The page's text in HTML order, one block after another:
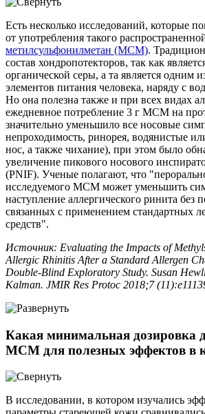
Есть несколько исследований, которые
от употребления такого
метилсульфонилметан (МСМ).
состав хондропотекторов, так как
органической серы, а та является одним
элементов питания человека, наряду с
Но она полезна также и при всех видах
ежедневное потребление 3 г МСМ на
значительно уменьшило все носовые
непроходимость, ринорея, водянистые
нос, а также чихание), при этом было
увеличение пикового носового
(PNIF). Ученые полагают, что
исследуемого МСМ может уменьшить
наступление аллергического ринита без
связанных с применением стандартных
средств".
Источник: Evaluating the Impacts of
Allergic Rhinitis After a Standard Allergen
Double-Blind Exploratory Study. Susan
Kalman. JMIR Res Protoc 2018;7
Какая минимальная дозировка
МСМ для полезных эффектов в
В исследовании, в котором изучались